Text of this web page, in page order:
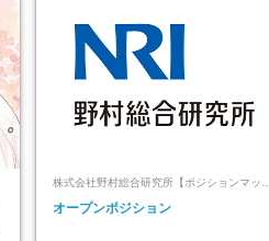
株式会社野村総合研究所【ポジションマッチ
オープンポジション